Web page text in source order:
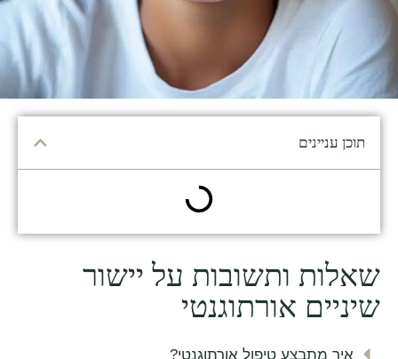
תוכן עניינים
שאלות ותשובות על יישור
שיניים אורתוגנטי
איך מתבצע טיפול אורתוגנטי?